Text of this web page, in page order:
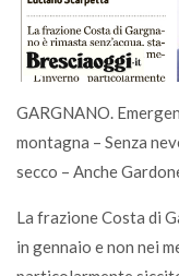
GARGNANO.
montagna – Senza
secco – Anche
La frazione Costa di
in gennaio e non nei